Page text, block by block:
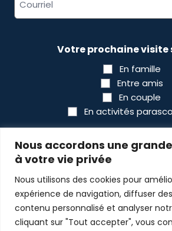
Nous accordons une
à votre vie privée
Nous utilisons des cookies pour
expérience de navigation, diffuser
contenu personnalisé et analyser
cliquant sur "Tout accepter", vous
Votre prochaine visite
En famille
Entre amis
En couple
En activités